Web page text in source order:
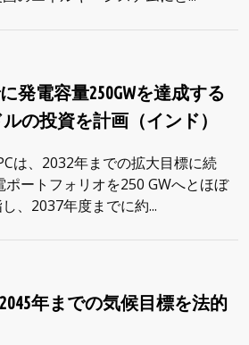
発電容量250GWを達成する
の投資を計画（インド）
は、2032年までの拡大目標に続
ートフォリオを250 GWへとほぼ
、2037年度までに約...
年までの気候目標を法的